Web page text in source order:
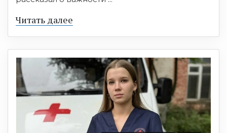
Читать далее